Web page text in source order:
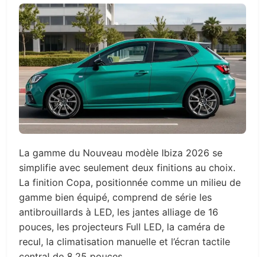
La gamme du Nouveau modèle Ibiza 2026 se
simplifie avec seulement deux finitions au choix.
La finition Copa, positionnée comme un milieu de
gamme bien équipé, comprend de série les
antibrouillards à LED, les jantes alliage de 16
pouces, les projecteurs Full LED, la caméra de
recul, la climatisation manuelle et l’écran tactile